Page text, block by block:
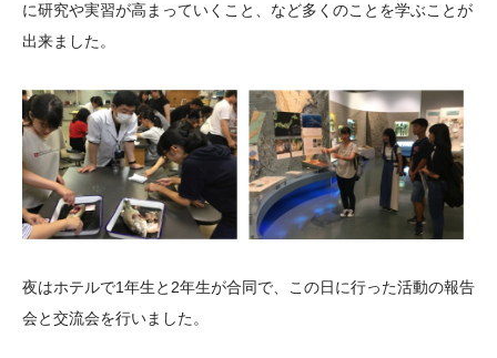
に研究や実習が高まっていくこと、など多くのことを学ぶことが
出来ました。
夜はホテルで1年生と2年生が合同で、この日に行った活動の報告
会と交流会を行いました。